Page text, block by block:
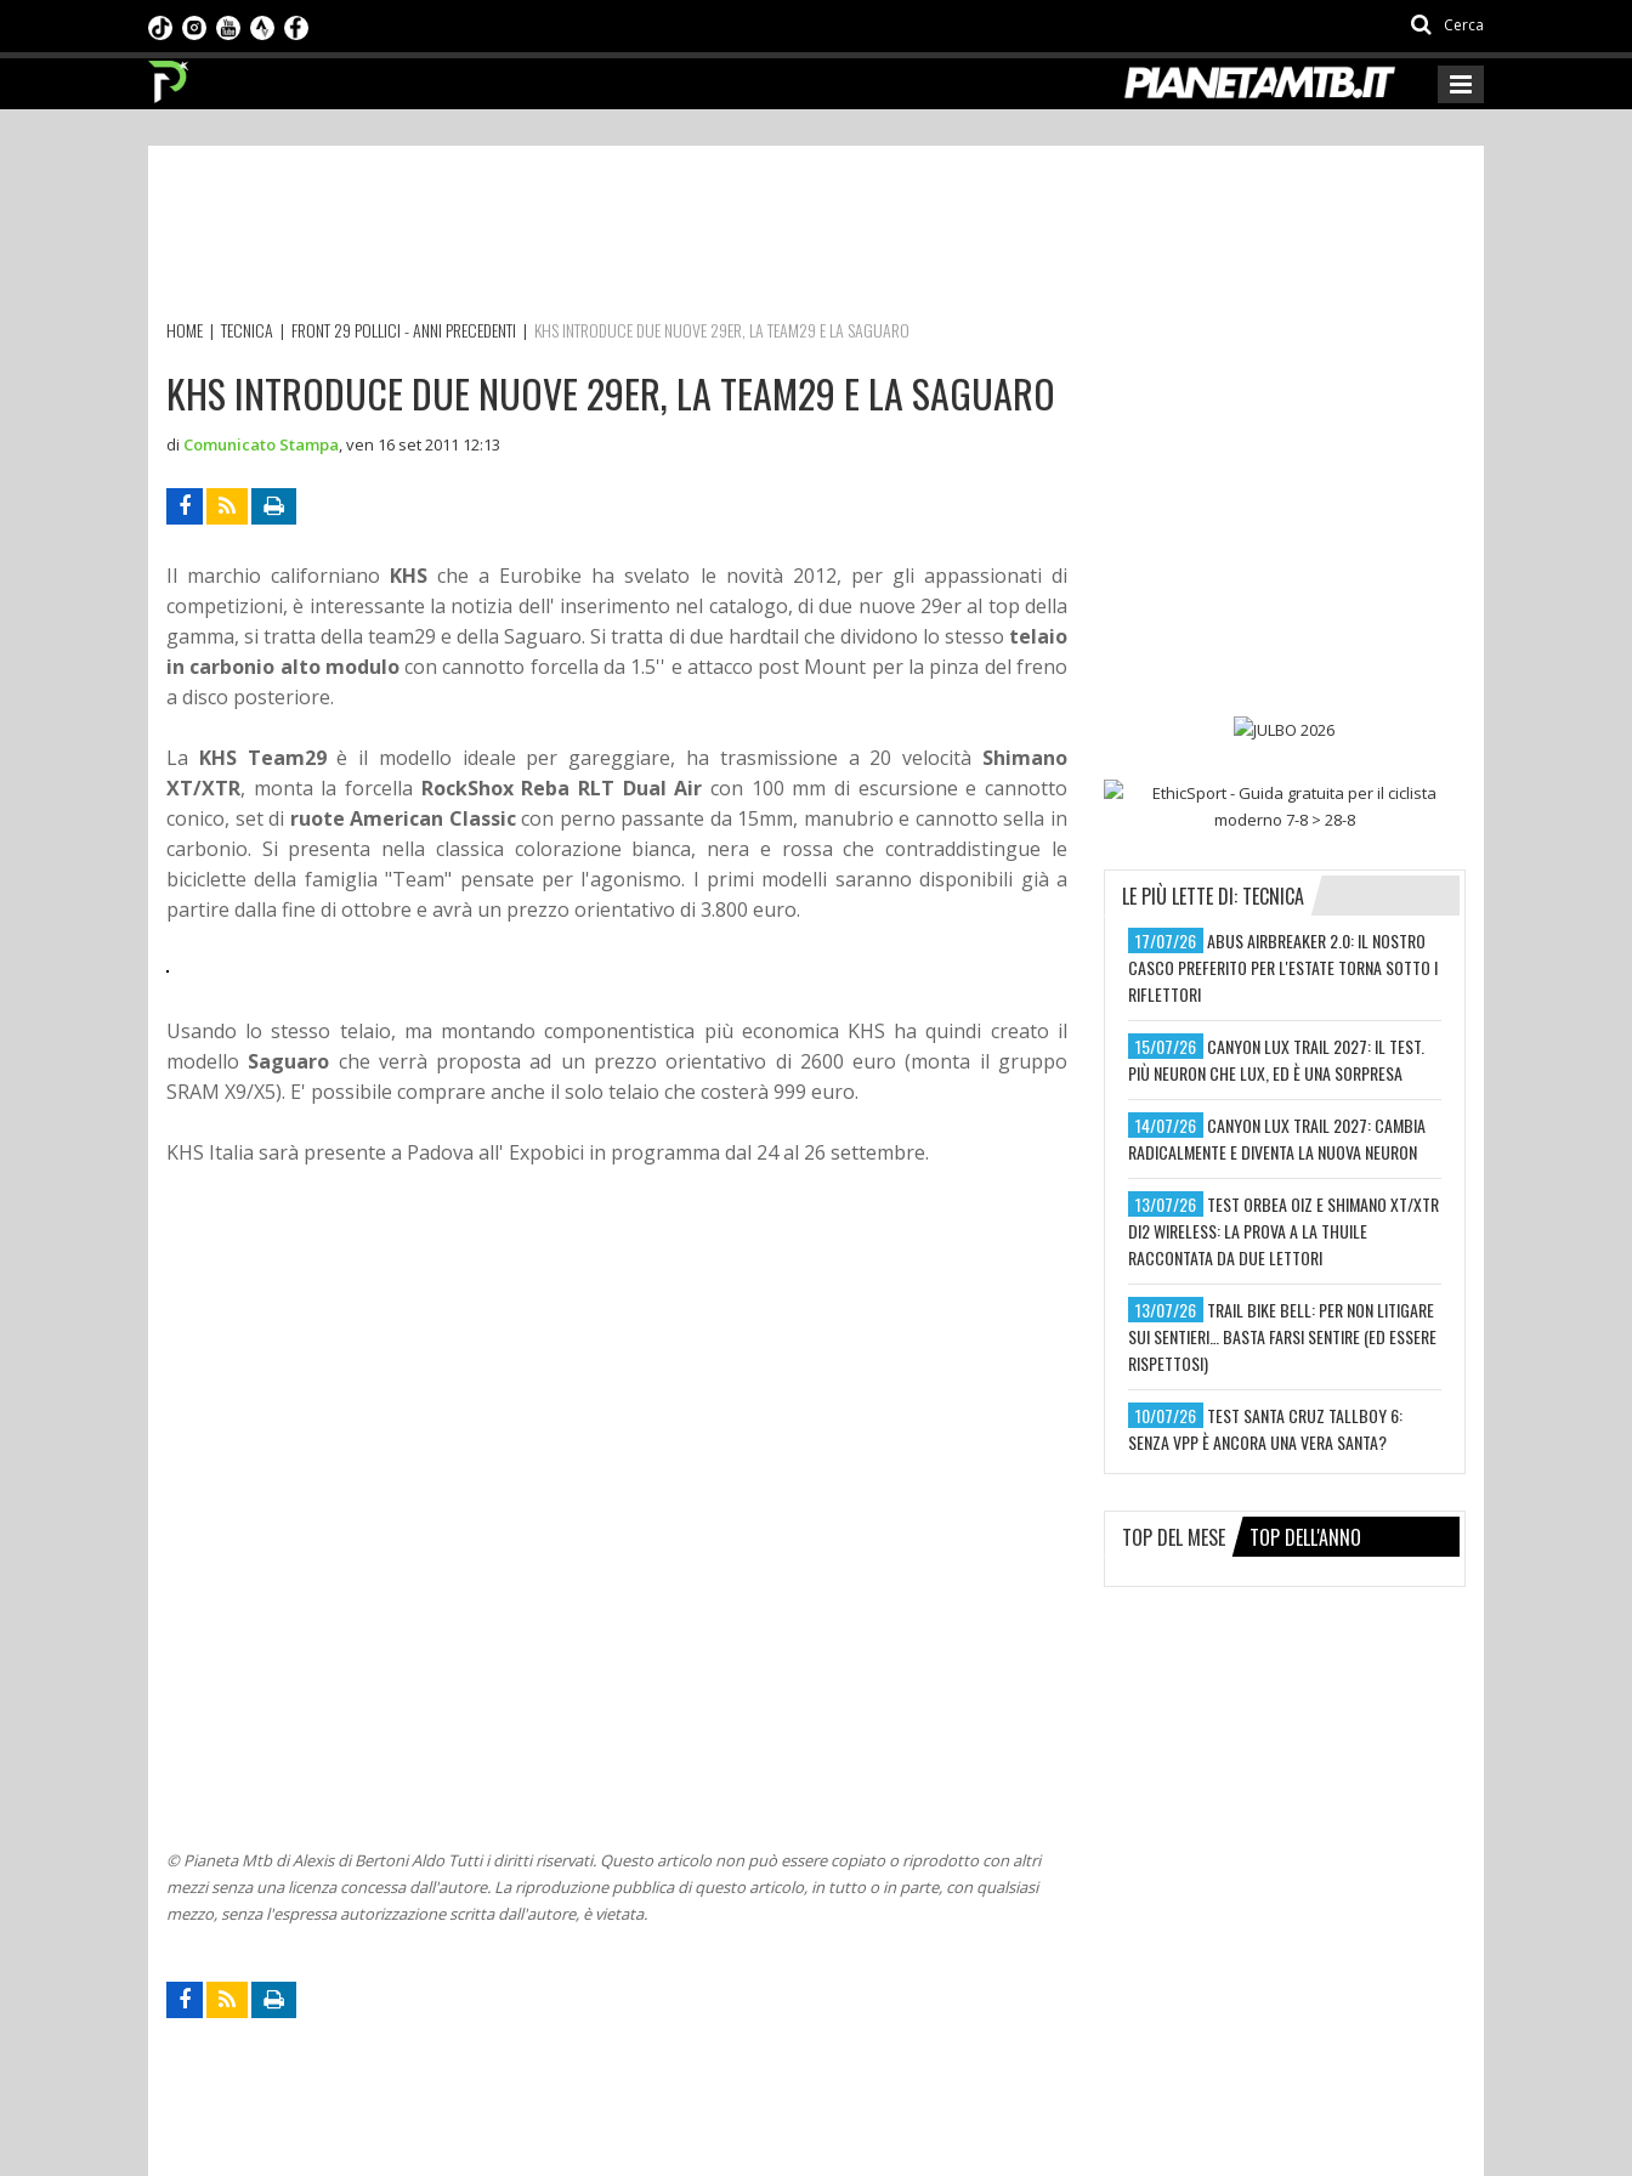
Cerca
HOME |TECNICA | FRONT 29 POLLICI - ANNI PRECEDENTI | KHS INTRODUCE DUE NUOVE 29ER, LA TEAM29 E LA SAGUARO
KHS INTRODUCE DUE NUOVE 29ER, LA TEAM29 E LA SAGUARO
di Comunicato Stampa ven 16 set 2011 12:13
Il marchio californiano KHS che a Eurobike ha svelato le novità 2012, per gli appassionati di
competizioni, è interessante la notizia dell' inserimento nel catalogo, di due nuove 29er al top della
gamma, si tratta della team29 e della Saguaro. Si tratta di due hardtail che dividono lo stesso telaio
in carbonio alto modulocon cannotto forcella da 1.5'' e attacco post Mount per la pinza del freno
a disco posteriore.
La KHS Team29è il modello ideale per gareggiare, ha trasmissione a 20 velocità Shimano
XT/XTR, monta la forcella RockShox Reba RLT Dual Air con 100 mm di escursione e cannotto
conico, set di ruote American Classiccon perno passante da 15mm, manubrio e cannotto sella in
carbonio. Si presenta nella classica colorazione bianca, nera e rossa che contraddistingue le
biciclette della famiglia "Team" pensate per l'agonismo. I primi modelli saranno disponibili già a
partire dalla fine di ottobre e avrà un prezzo orientativo di 3.800 euro.
Usando lo stesso telaio, ma montando componentistica più economica KHS ha quindi creato il
modello Saguaro che verrà proposta ad un prezzo orientativo di 2600 euro (monta il gruppo
SRAM X9/X5). E' possibile comprare anche il solo telaio che costerà 999 euro.
KHS Italia sarà presente a Padova all' Expobici in programma dal 24 al 26 settembre.
© Pianeta Mtb di Alexis di Bertoni Aldo Tutti i diritti riservati. Questo articolo non può essere copiato o riprodotto con altri
mezzi senza una licenza concessa dall'autore. La riproduzione pubblica di questo articolo, in tutto o in parte, con qualsiasi
mezzo, senza l'espressa autorizzazione scritta dall'autore, è vietata.
LE PIÙ LETTE DI: TECNICA
17/07/26 ABUS AIRBREAKER 2.0: IL NOSTRO
CASCO PREFERITO PER L'ESTATE TORNA SOTTO I
RIFLETTORI
15/07/26 CANYON LUX TRAIL 2027: IL TEST.
PIÙ NEURON CHE LUX, ED È UNA SORPRESA
14/07/26 CANYON LUX TRAIL 2027: CAMBIA
RADICALMENTE E DIVENTA LA NUOVA NEURON
13/07/26 TEST ORBEA OIZ E SHIMANO XT/XTR
DI2 WIRELESS: LA PROVA A LA THUILE
RACCONTATA DA DUE LETTORI
13/07/26 TRAIL BIKE BELL: PER NON LITIGARE
SUI SENTIERI… BASTA FARSI SENTIRE (ED ESSERE
RISPETTOSI)
10/07/26 TEST SANTA CRUZ TALLBOY 6:
SENZA VPP È ANCORA UNA VERA SANTA?
TOP DEL MESE TOP DELL'ANNO